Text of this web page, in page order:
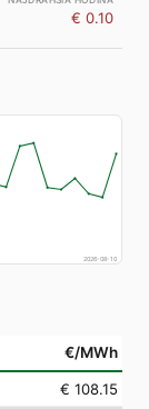
€ 0.10
2026-08-10
€/MWh
€ 108.15